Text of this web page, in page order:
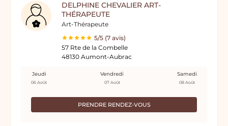
DELPHINE CHEVALIER ART-
THÉRAPEUTE
Art-Thérapeute
5/5 (7 avis)
57 Rte de la Combelle
48130 Aumont-Aubrac
PRENDRE RENDEZ-VOUS
Jeudi
06 Août
Vendredi
07 Août
Samedi
08 Août